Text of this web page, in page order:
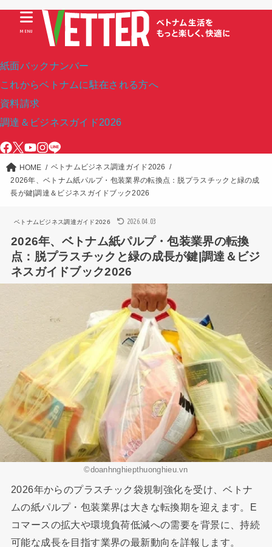
紙面バックナンバー
これからベトナムに駐在される方へ
資料請求
調達＆ビジネスガイド2026
MENU
HOME
ベトナムビジネス調達ガイド2026
2026年、ベトナム紙パルプ・包装業界の転換点：脱プラスチックと緑の成
長が鍵|調達＆ビジネスガイドブック2026
ベトナムビジネス調達ガイド2026 2026.04.03
2026年、ベトナム紙パルプ・包装業界の転換
点：脱プラスチックと緑の成長が鍵|調達＆ビジ
ネスガイドブック2026
©doanhnghiepthuonghieu.vn
2026年からのプラスチック袋規制強化を受け、ベトナ
ムの紙パルプ・包装業界は大きな転換期を迎えます。E
コマースの拡大や環境負荷低減への需要を背景に、持続
可能な成長を目指す業界の最新動向を詳報します。